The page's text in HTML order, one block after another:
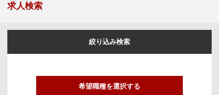
求人検索
絞り込み検索
希望職種を選択する